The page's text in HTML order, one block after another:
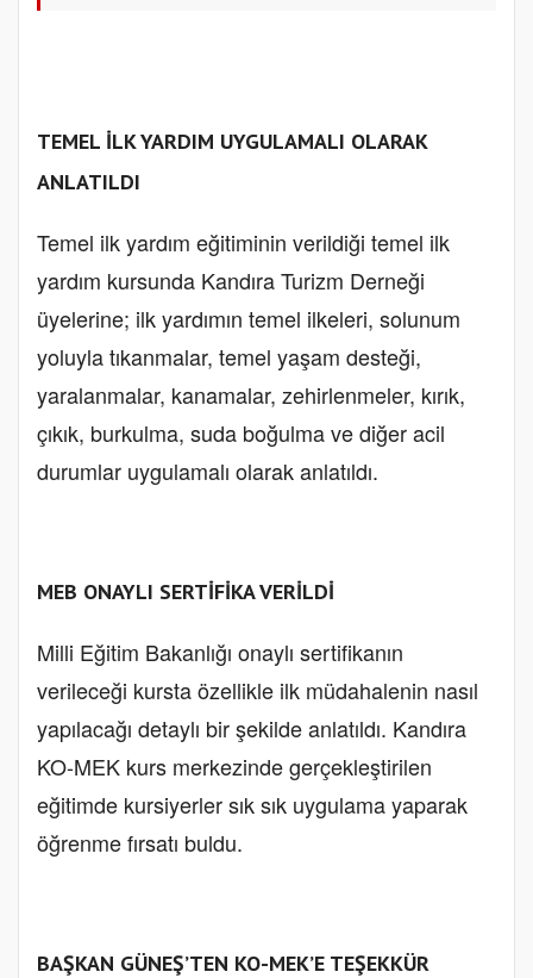
TEMEL İLK YARDIM UYGULAMALI OLARAK
ANLATILDI
Temel ilk yardım eğitiminin verildiği temel ilk
yardım kursunda Kandıra Turizm Derneği
üyelerine; ilk yardımın temel ilkeleri, solunum
yoluyla tıkanmalar, temel yaşam desteği,
yaralanmalar, kanamalar, zehirlenmeler, kırık,
çıkık, burkulma, suda boğulma ve diğer acil
durumlar uygulamalı olarak anlatıldı.
MEB ONAYLI SERTİFİKA VERİLDİ
Milli Eğitim Bakanlığı onaylı sertifikanın
verileceği kursta özellikle ilk müdahalenin nasıl
yapılacağı detaylı bir şekilde anlatıldı. Kandıra
KO-MEK kurs merkezinde gerçekleştirilen
eğitimde kursiyerler sık sık uygulama yaparak
öğrenme fırsatı buldu.
BAŞKAN GÜNEŞ’TEN KO-MEK’E TEŞEKKÜR